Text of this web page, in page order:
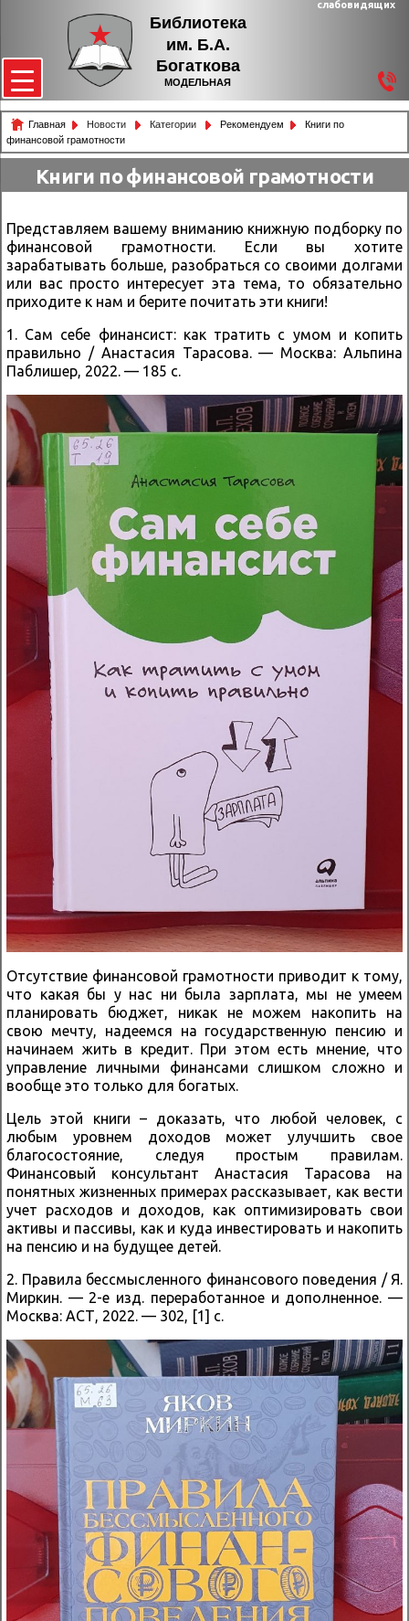
Библиотека
им. Б.А.
Богаткова
МОДЕЛЬНАЯ
слабовидящих
Главная Новости Категории Рекомендуем
Книги по
финансовой грамотности
Книги по финансовой грамотности
Представляем вашему вниманию книжную подборку по
финансовой грамотности. Если вы хотите
зарабатывать больше, разобраться со своими долгами
или вас просто интересует эта тема, то обязательно
приходите к нам и берите почитать эти книги!
1. Сам себе финансист: как тратить с умом и копить
правильно / Анастасия Тарасова. — Москва: Альпина
Паблишер, 2022. — 185 с.
Отсутствие финансовой грамотности приводит к тому,
что какая бы у нас ни была зарплата, мы не умеем
планировать бюджет, никак не можем накопить на
свою мечту, надеемся на государственную пенсию и
начинаем жить в кредит. При этом есть мнение, что
управление личными финансами слишком сложно и
вообще это только для богатых.
Цель этой книги – доказать, что любой человек, с
любым уровнем доходов может улучшить свое
благосостояние, следуя простым правилам.
Финансовый консультант Анастасия Тарасова на
понятных жизненных примерах рассказывает, как вести
учет расходов и доходов, как оптимизировать свои
активы и пассивы, как и куда инвестировать и накопить
на пенсию и на будущее детей.
2. Правила бессмысленного финансового поведения / Я.
Миркин. — 2-е изд. переработанное и дополненное. —
Москва: АСТ, 2022. — 302, [1] с.